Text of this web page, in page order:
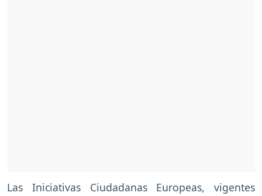
Las Iniciativas Ciudadanas Europeas, vigentes